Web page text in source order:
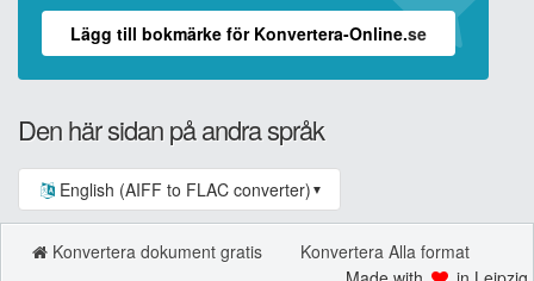
Lägg till bokmärke för Konvertera-Online.se
Den här sidan på andra språk
English (AIFF to FLAC converter) ▼
Konvertera dokument gratis
Konvertera Alla format